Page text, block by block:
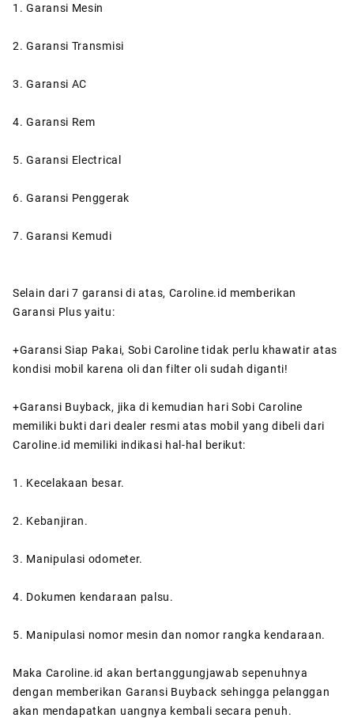
1. Garansi Mesin
2. Garansi Transmisi
3. Garansi AC
4. Garansi Rem
5. Garansi Electrical
6. Garansi Penggerak
7. Garansi Kemudi
Selain dari 7 garansi di atas, Caroline.id memberikan
Garansi Plus yaitu:
+Garansi Siap Pakai, Sobi Caroline tidak perlu khawatir atas
kondisi mobil karena oli dan filter oli sudah diganti!
+Garansi Buyback, jika di kemudian hari Sobi Caroline
memiliki bukti dari dealer resmi atas mobil yang dibeli dari
Caroline.id memiliki indikasi hal-hal berikut:
1. Kecelakaan besar.
2. Kebanjiran.
3. Manipulasi odometer.
4. Dokumen kendaraan palsu.
5. Manipulasi nomor mesin dan nomor rangka kendaraan.
Maka Caroline.id akan bertanggungjawab sepenuhnya
dengan memberikan Garansi Buyback sehingga pelanggan
akan mendapatkan uangnya kembali secara penuh.